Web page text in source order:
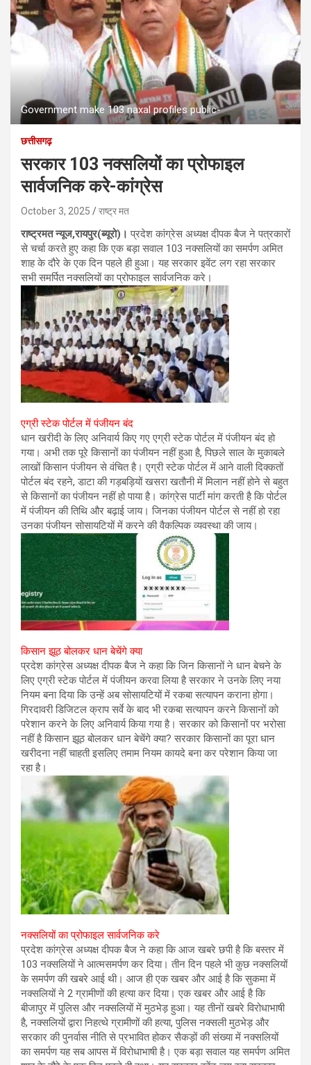
Government make 103 naxal profiles public-
छत्तीसगढ़
सरकार 103 नक्सलियों का प्रोफाइल
सार्वजनिक करे-कांग्रेस
October 3, 2025 राष्ट्र मत
राष्ट्रमत न्यूज,रायपुर(ब्यूरो)। प्रदेश कांग्रेस अध्यक्ष दीपक बैज ने पत्रकारों
से चर्चा करते हुए कहा कि एक बड़ा सवाल 103 नक्सलियों का समर्पण अमित
शाह के दौरे के एक दिन पहले ही हुआ। यह सरकार इवेंट लग रहा सरकार
सभी समर्पित नक्सलियों का प्रोफाइल सार्वजनिक करे।
एग्री स्टेक पोर्टल में पंजीयन बंद
धान खरीदी के लिए अनिवार्य किए गए एग्री स्टेक पोर्टल में पंजीयन बंद हो
गया। अभी तक पूरे किसानों का पंजीयन नहीं हुआ है, पिछले साल के मुकाबले
लाखों किसान पंजीयन से वंचित है। एग्री स्टेक पोर्टल में आने वाली दिक्कतों
पोर्टल बंद रहने, डाटा की गड़बड़ियों खसरा खतौनी में मिलान नहीं होने से बहुत
से किसानों का पंजीयन नहीं हो पाया है। कांग्रेस पार्टी मांग करती है कि पोर्टल
में पंजीयन की तिथि और बढ़ाई जाय। जिनका पंजीयन पोर्टल से नहीं हो रहा
उनका पंजीयन सोसायटियों में करने की वैकल्पिक व्यवस्था की जाय।
किसान झूठ बोलकर धान बेचेंगे क्या
प्रदेश कांग्रेस अध्यक्ष दीपक बैज ने कहा कि जिन किसानों ने धान बेचने के
लिए एग्री स्टेक पोर्टल में पंजीयन करवा लिया है सरकार ने उनके लिए नया
नियम बना दिया कि उन्हें अब सोसायटियों में रकबा सत्यापन कराना होगा।
गिरदावरी डिजिटल क्राप सर्वे के बाद भी रकबा सत्यापन करने किसानों को
परेशान करने के लिए अनिवार्य किया गया है। सरकार को किसानों पर भरोसा
नहीं है किसान झूठ बोलकर धान बेचेंगे क्या? सरकार किसानों का पूरा धान
खरीदना नहीं चाहती इसलिए तमाम नियम कायदे बना कर परेशान किया जा
रहा है।
नक्सलियों का प्रोफाइल सार्वजनिक करे
प्रदेश कांग्रेस अध्यक्ष दीपक बैज ने कहा कि आज खबरे छपी है कि बस्तर में
103 नक्सलियों ने आत्मसमर्पण कर दिया। तीन दिन पहले भी कुछ नक्सलियों
के समर्पण की खबरे आई थी। आज ही एक खबर और आई है कि सुकमा में
नक्सलियों ने 2 ग्रामीणों की हत्या कर दिया। एक खबर और आई है कि
बीजापुर में पुलिस और नक्सलियों में मुठभेड़ हुआ। यह तीनों खबरे विरोधाभाषी
है, नक्सलियों द्वारा निहत्थे ग्रामीणों की हत्या, पुलिस नक्सली मुठभेड़ और
सरकार की पुनर्वास नीति से प्रभावित होकर सैकड़ों की संख्या में नक्सलियों
का समर्पण यह सब आपस में विरोधाभाषी है। एक बड़ा सवाल यह समर्पण अमित